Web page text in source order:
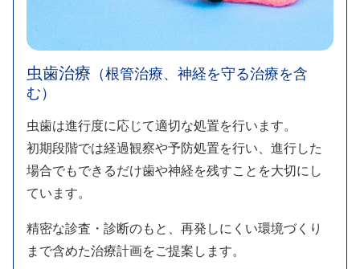
虫歯治療 （根管治療、神経を守る治療を含
む）​
虫歯は進行度に応じて適切な処置を行います。​
初期段階では経過観察や予防処置を行い、進行した
場合でもできるだけ歯や神経を残すことを大切にし
ています。​
精密な診査・診断のもと、再発しにくい環境づくり
まで含めた治療計画をご提案します。​